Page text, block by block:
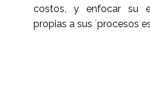
costos, y enfocar su
propias a sus ´procesos